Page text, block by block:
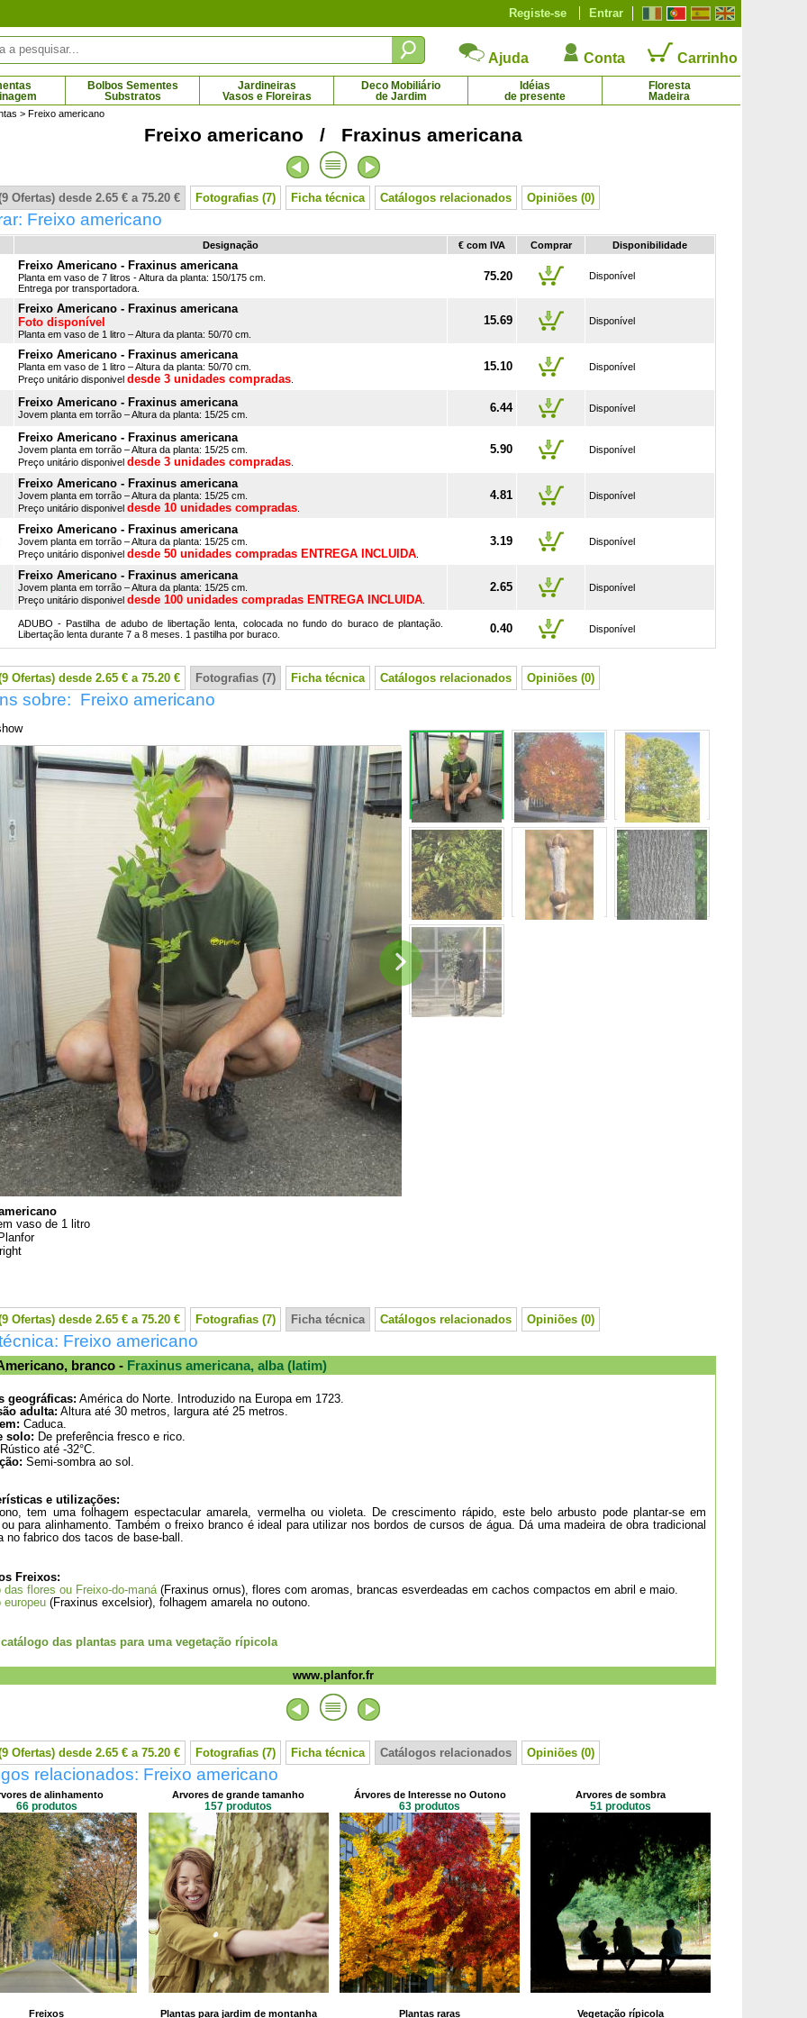
Entrar
Registe-se
Ajuda Conta Carrinho
Bolbos Sementes
Substratos
Jardineiras
Vasos e Floreiras
Deco Mobiliário
de Jardim
Idéias
de presente
Floresta
Madeira
Macieira 'Belchard Chantecler'
> Freixo americano
Freixo americano / Fraxinus americana
Ofertas) desde 2.65 € a 75.20 € Fotografias (7) Ficha técnica Catálogos relacionados Opiniões (0)
Freixo americano
Designação € com IVA Comprar Disponibilidade
Freixo Americano - Fraxinus americana
Planta em vaso de 7 litros - Altura da planta: 150/175 cm.
Entrega por transportadora.
75.20 Disponível
Freixo Americano - Fraxinus americana
Foto disponível
Planta em vaso de 1 litro – Altura da planta: 50/70 cm.
15.69 Disponível
Freixo Americano - Fraxinus americana
Planta em vaso de 1 litro – Altura da planta: 50/70 cm.
Preço unitário disponivel desde 3 unidades compradas
15.10 Disponível
Freixo Americano - Fraxinus americana
Jovem planta em torrão – Altura da planta: 15/25 cm. 6.44 Disponível
Freixo Americano - Fraxinus americana
Jovem planta em torrão – Altura da planta: 15/25 cm.
Preço unitário disponivel desde 3 unidades compradas
5.90 Disponível
Freixo Americano - Fraxinus americana
Jovem planta em torrão – Altura da planta: 15/25 cm.
Preço unitário disponivel desde 10 unidades compradas
4.81 Disponível
Freixo Americano - Fraxinus americana
Jovem planta em torrão – Altura da planta: 15/25 cm.
Preço unitário disponivel desde 50 unidades compradas ENTREGA INCLUIDA
3.19 Disponível
Freixo Americano - Fraxinus americana
Jovem planta em torrão – Altura da planta: 15/25 cm.
Preço unitário disponivel desde 100 unidades compradas ENTREGA INCLUIDA
2.65 Disponível
ADUBO - Pastilha de adubo de libertação lenta, colocada no fundo do buraco de plantação.
Libertação lenta durante 7 a 8 meses. 1 pastilha por buraco.
0.40 Disponível
Ofertas) desde 2.65 € a 75.20 € Fotografias (7) Ficha técnica Catálogos relacionados Opiniões (0)
sobre: Freixo americano
vaso de 1 litro
Planfor
Ofertas) desde 2.65 € a 75.20 € Fotografias (7) Ficha técnica Catálogos relacionados Opiniões (0)
Freixo americano
branco - Fraxinus americana, alba (latim)
geográficas: América do Norte. Introduzido na Europa em 1723.
adulta: Altura até 30 metros, largura até 25 metros.
Caduca.
solo: De preferência fresco e rico.
Rústico até -32°C.
Semi-sombra ao sol.
e utilizações:
tem uma folhagem espectacular amarela, vermelha ou violeta. De crescimento rápido, este belo arbusto pode plantar-se em
para alinhamento. Também o freixo branco é ideal para utilizar nos bordos de cursos de água. Dá uma madeira de obra tradicional
no fabrico dos tacos de base-ball.
Freixos:
das flores ou Freixo-do-maná (Fraxinus ornus), flores com aromas, brancas esverdeadas em cachos compactos em abril e maio.
europeu (Fraxinus excelsior), folhagem amarela no outono.
das plantas para uma vegetação rípicola
www.planfor.fr
Ofertas) desde 2.65 € a 75.20 € Fotografias (7) Ficha técnica Catálogos relacionados Opiniões (0)
relacionados: Freixo americano
de alinhamento
66 produtos
Arvores de grande tamanho
157 produtos
Árvores de Interesse no Outono
63 produtos
Arvores de sombra
51 produtos
Freixos Plantas para jardim de montanha Plantas raras Vegetação rípicola